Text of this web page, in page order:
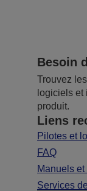
Besoin
Trouvez
logiciels et
produit.
Liens
Pilotes et
FAQ
Manuels
Services